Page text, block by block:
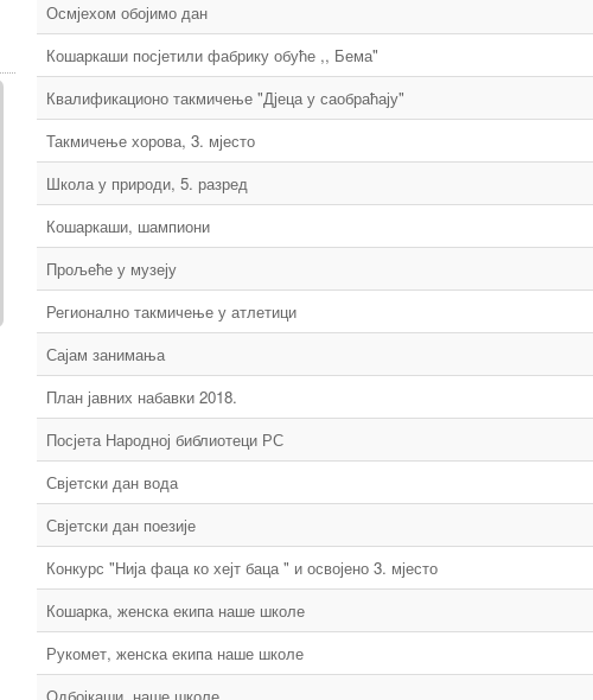
Осмјехом обојимо дан
Кошаркаши посјетили фабрику обуће ,, Бема"
Квалификационо такмичење "Дјеца у саобраћају"
Такмичење хорова, 3. мјесто
Школа у природи, 5. разред
Кошаркаши, шампиони
Прољеће у музеју
Регионално такмичење у атлетици
Сајам занимања
План јавних набавки 2018.
Посјета Народној библиотеци РС
Свјетски дан вода
Свјетски дан поезије
Конкурс "Нија фаца ко хејт баца " и освојено 3. мјесто
Кошарка, женска екипа наше школе
Рукомет, женска екипа наше школе